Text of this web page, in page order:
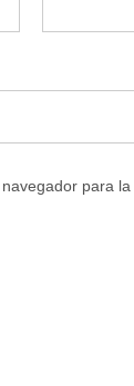
para